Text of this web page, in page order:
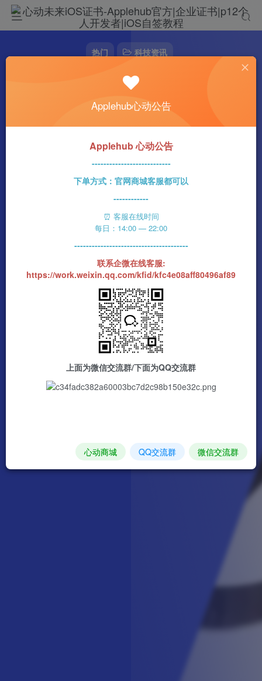
热门 科技资讯
一周回顾（0821-0827）：“Pro Max”今年被
放弃？
11分钟 2023-08-28
0
该作者已发布1437篇文章
Applehub心动公告
Applehub 心动公告
---------------------------
下单方式：官网商城客服都可以
------------
⏰ 客服在线时间
每日：14:00 — 22:00
---------------------------------------
联系企微在线客服:
https://work.weixin.qq.com/kfid/kfc4e08aff80496af89
上面为微信交流群/下面为QQ交流群
心动商城 QQ交流群 微信交流群